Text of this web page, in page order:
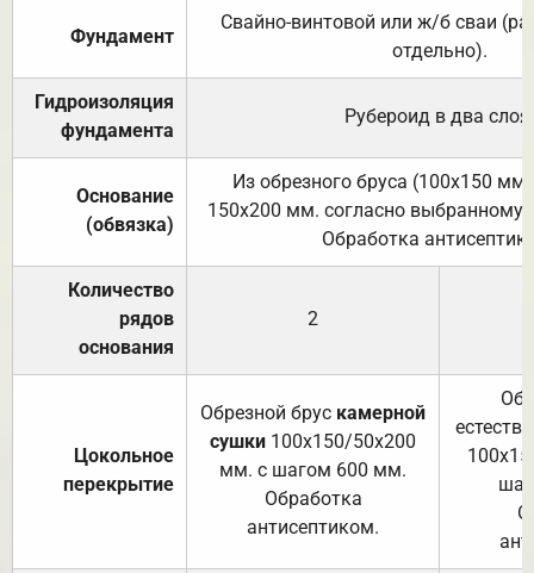
Фундамент
Свайно-винтовой или ж/б сваи
отдельно).
Гидроизоляция
фундамента
Рубероид в два слоя.
Основание
(обвязка)
Из обрезного бруса (100х150
150х200 мм. согласно выбранному
Обработка
Количество
рядов
основания
2
Цокольное
перекрытие
Обрезной брус камерной
сушки 100х150/50х200
мм. с шагом 600 мм.
Обработка
антисептиком.